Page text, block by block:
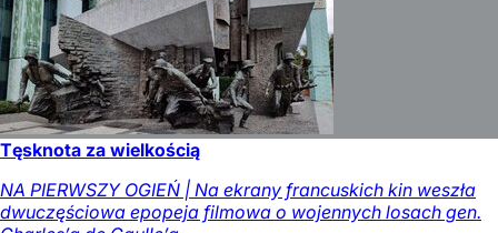
Tęsknota za wielkością
NA PIERWSZY OGIEŃ | Na ekrany francuskich kin weszła
dwuczęściowa epopeja filmowa o wojennych losach gen.